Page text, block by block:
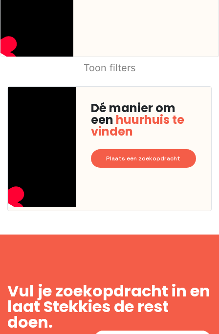
Toon filters
Dé manier om
een huurhuis te
vinden
Plaats een zoekopdracht
Vul je zoekopdracht in en
laat Stekkies de rest
doen.